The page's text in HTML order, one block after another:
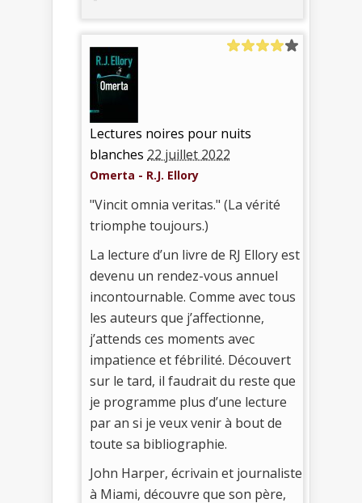
Lectures noires pour nuits
blanches 22 juillet 2022
Omerta - R.J. Ellory
"Vincit omnia veritas." (La vérité
triomphe toujours.)
La lecture d’un livre de RJ Ellory est
devenu un rendez-vous annuel
incontournable. Comme avec tous
les auteurs que j’affectionne,
j’attends ces moments avec
impatience et fébrilité. Découvert
sur le tard, il faudrait du reste que
je programme plus d’une lecture
par an si je veux venir à bout de
toute sa bibliographie.
John Harper, écrivain et journaliste
à Miami, découvre que son père,